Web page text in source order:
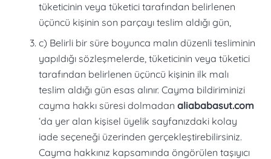
tüketicinin veya tüketici tarafından belirlenen
üçüncü kişinin son parçayı teslim aldığı gün,
c) Belirli bir süre boyunca malın düzenli tesliminin
yapıldığı sözleşmelerde, tüketicinin veya tüketici
tarafından belirlenen üçüncü kişinin ilk malı
teslim aldığı gün esas alınır. Cayma bildiriminizi
cayma hakkı süresi dolmadan aliababasut.com​
‘da yer alan kişisel üyelik sayfanızdaki kolay
iade seçeneği üzerinden gerçekleştirebilirsiniz.
Cayma hakkınız kapsamında öngörülen taşıyıcı